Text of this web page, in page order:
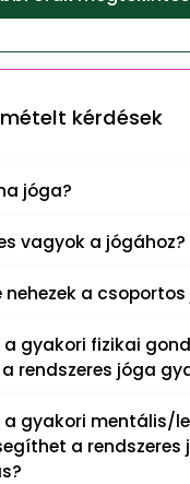
kérdések
jóga?
vagyok a jógához?
nehezek a
a gyakori fizikai
rendszeres jóga
a gyakori mentális/
a rendszeres